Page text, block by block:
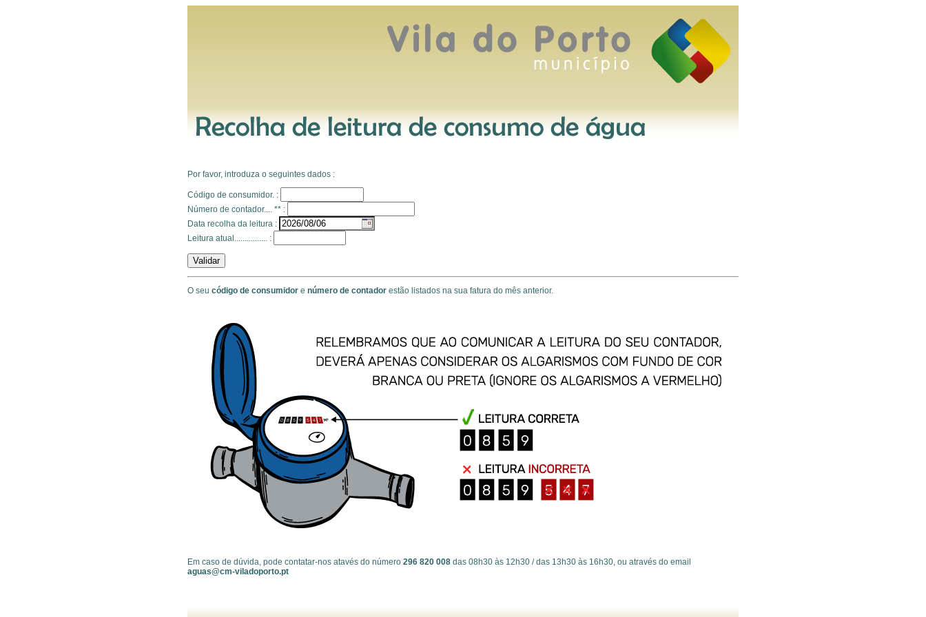
Por favor, introduza o seguintes dados :
Código de consumidor. :
Número de contador.... ** :
Data recolha da leitura :
Leitura atual................ :
O seu código de consumidor e número de contador estão listados na sua fatura do mês anterior.
Em caso de dúvida, pode contatar-nos atavés do número 296 820 008 das 08h30 às 12h30 / das 13h30 às 16h30, ou através do email
aguas@cm-viladoporto.pt